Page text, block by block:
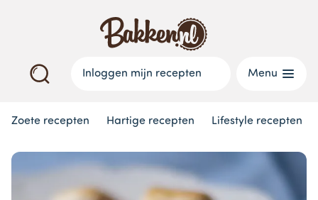
Inloggen mijn recepten Menu
Zoete recepten Hartige recepten Lifestyle recepten